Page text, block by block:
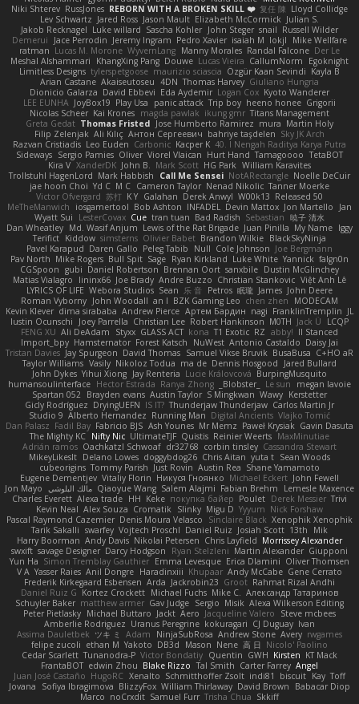
Niki Shterev RussJones REBORN WITH A BROKEN SKILL ❤️ 复任 陳 Lloyd Collidge
Lev Schwartz Jared Ross Jason Mault Elizabeth McCormick Julian S.
Jakob Recknagel Luke willard Sascha Kohler John Steger snail Russell Wilder
Demerui
Jace Perrodin Jeremy Ingram Pedro Xavier isaiah M lokjl
Mike Wellfare
ratman Lucas M. Morone WyvernLang Manny Morales Randal Falcone Der Le
Meshal Alshammari
KhangXing Pang Douwe Lucas Vieira CallumNorm
Egoknight
Limitless Designs tylerspetgoose maurizio sciascia Özgür Kaan Sevindi Kayla B
Arian Castane Akaiseutoseu 4DN Thomas Harvey Giuliano Hungria
Dionicio Galarza David Ebbevi Eda Aydemir Logan Cox Kyoto Wanderer
LEE EUNHA JoyBox19 Play Usa panic attack Trip boy heeno honee Grigorii
Nicolas Scheer Kai Krones magda pawlak ikung gmr Titans Management
Greta Gedat Thomas Fristed Jose Humberto Ramirez mura Martin Holy
Filip Zelenjak Ali Kılıç Антон Сергеевич bahriye taşdelen Sky JK Arch
Razvan Cristiadis Leo Euden Carbonic Kacper K 40. I Nengah Raditya Karya Putra
Sideways Sergio Pamies Oliver Viorel Vlaican Hurt Hand Tamagoooo TetaBOT
Kira V XanderDK John B. Mark Scott HG Park William Karavites
Trollstuhl HagenLord Mark Habbish Call Me Sensei NotARectangle Noelle DeCuir
jae hoon Choi Yd C M C Cameron Taylor Nenad Nikolic Tanner Moerke
Victor Ofvergard 苏打 K Y Galahan Derek Anwyl W00k13 Released 50
MeTheManwich
iosgamertool Bob Ashton INFADEL Devin Mattox Jon Martello
Jan
Wyatt Sui
LesterCovax Cue tran tuan Bad Radish Sebastian 暁子 清水
Dan Wheatley Md. Wasif Anjum Lewis of the Rat Brigade Juan Pinilla My Name Iggy
Terifict Kiddow simsterns Olivier Babet Brandon Wilkie BlackSkyNinja
Pavel Karapud Daren Gallo Peleg Tabib Null Cole Johnson Joe Bergmann
Pav North Mike Rogers Bull Spit Sage Ryan Kirkland Luke White Yannick falgn0n
CGSpoon gubi Daniel Robertson Brennan Oort sanxbile Dustin McGlinchey
Matias Vialagro
lininx66 Joe Brady Andre Buzzo Christian Stankovic Việt Anh Lê
LYRICS OF LIFE Webora Studios Sean 乐 音 Petros 眠瓏 James John Deere
Roman Vyborny John Woodall an l BZK Gaming Leo chen zhen
MODECAM
Kevin Klever dima sirababa Andrew Pierce Артем Бардин nagi FranklinTremplin JL
Iustin Ocunschi
Joey Parrella Christian Lee Robert Hankinson M0TH Jack Ü
LCQP
FENG XU Ali DeAdam Styxx GLASS ACT kona T1 Exotic RZ abby! ll Stanced
Import_bpy Hamsternator Forest Katsch NuWest Antonio Castaldo Daisy Jai
Tristan Davies Jay Spurgeon David Thomas Samuel Vikse Bruvik BusaBusa C+HO aR
Taylor Williams Vasily Nikoloz Todua ma de Dennis Hosgood
Jared Bullard
John Dykes Yihui Xiong Jay Renteria Lucie Královcová BurpingMusquito
humansoulinterface Hector Estrada Ranya Zhong _Blobster_ Le sun
megan lavoie
Spartan 052 Brayden evans Austin Taylor S Mingkwan Wawy Kerstetter
Gicly Rodríguez DryingUEFN IS IT? Thunderjaw Thunderjaw Carlos Martin Jr
Studio 9 Alberto Hernandez Running Man Digital Ancients Vlajko Tomić
Dan Palasz Fadil Bay Fabricio BJS Ash Younes Mr Memz Paweł Krysiak Gavin Dasuta
The Mighty KC Nifty Nic UltimateTJF Quistis Reinier Weerts MaxMinutiae
Adrián ramos Oachkatzl Schwoaf dr32768 corbin tinsley Cassandra Stewart
MikeyLikesIt Delano Lowes doggybdog26 Chris Aitan yuta t Sean Woods
cubeorigins Tommy Parish Just Rovin Austin Rea Shane Yamamoto
Eugene Dementjev Vitaliy Florin Никуся Гноянко Michael Eckert John Fewell
Jon Mayo مالك البلوشي Qiaoyue Wang Salem Alajmi Fabian Brehm
Lemesle Maxence
Charles Everett Alexa trade HH Keke покупка байер Poulet Derek Messier Trivi
Kevin Neal Alex Souza Cromatik Slinky Migu D Yyyum Nick Forshaw
Pascal Raymond Cazemier Denis Moura Velasco Sinclaire Black Xenophik Xenophik
Tarik Sakalli swarfey Vojtech Proschl Daniel Ruiz Josiah Scott 13th
Mik
Harry Boorman Andy Davis Nikolai Petersen Chris Layfield Morrissey Alexander
swxift savage Designer Darcy Hodgson Ryan Stelzleni Martin Alexander Giupponi
Yun Ha Simon Tremblay Gauthier Emma Levesque Erica Dlamini Oliver Thomsen
V A Yasser Raies Anil Dongre Haradinxiii Khupaar Andy McCabe Gene Cerrato
Frederik Kirkegaard Esbensen Arda Jackrobin23 Groot Rahmat Rizal Andhi
Daniel Ruiz G Kortez Crockett Michael Fuchs Mike C. Александр Татаринов
Schuyler Baker matthew armer Gav Judge Sergio Misik Alexa Wilkerson Editing
Peter Pietlasky Michael Buttaro Jackt Aero Jacqueline Valero
Steve mcbees
Amberlie Rodriguez Uranus Peregrine kokuragari CJ Duguay Ivan
Assima Dauletbek ツキ ミ Adam NinjaSubRosa Andrew Stone Avery rwgames
felipe zucoli ethan M Yakoto DB3d Mason Nene 高 日 Nicolo' Paolino
Cedar Scarlett Tunanodra-P Victor Bondatiy Quentin GWH Kirsten KT Mack
FrantaBOT edwin Zhou Blake Rizzo Tal Smith Carter Farrey Angel
Juan José Castaño HugoRC Xenalto Schmitthoffer Zsolt indi81 biscuit Kay Toff
Jovana
Sofiya Ibragimova BlizzyFox William Thirlaway David Brown
Babacar Diop
Marco noCrxdit Samuel Furr Trisha Chua Skkiff